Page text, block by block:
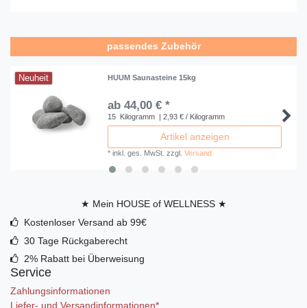
passendes Zubehör
Neuheit HUUM Saunasteine 15kg
ab 44,00 € *
15 Kilogramm | 2,93 € / Kilogramm
Artikel anzeigen
*inkl. ges. MwSt. zzgl.Versand
★ Mein HOUSE of WELLNESS ★
Kostenloser Versand ab 99€
30 Tage Rückgaberecht
2% Rabatt bei Überweisung
Service
Zahlungsinformationen
Liefer- und Versandinformationen*